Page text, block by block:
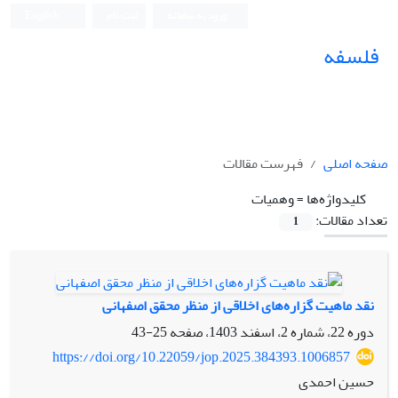
فلسفه
صفحه اصلی
فهرست مقالات
کلیدواژه‌ها =وهمیات
تعداد مقالات:
1
نقد ماهیت گزاره‌های اخلاقی از منظر محقق اصفهانی
دوره 22، شماره 2، اسفند 1403، صفحه
25-43
https://doi.org/10.22059/jop.2025.384393.1006857
حسین احمدی